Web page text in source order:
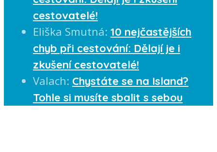
cestovatelé!
Eliška Smutná: 10 nejčastějších
chyb při cestování: Dělají je i
zkušení cestovatelé!
Valach: Chystáte se na Island?
Tohle si musíte sbalit s sebou